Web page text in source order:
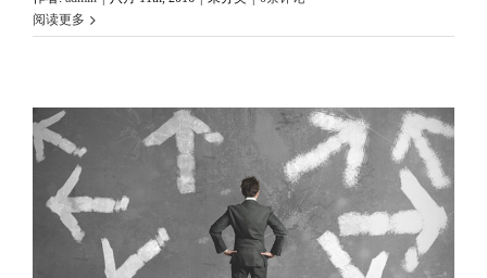
阅读更多